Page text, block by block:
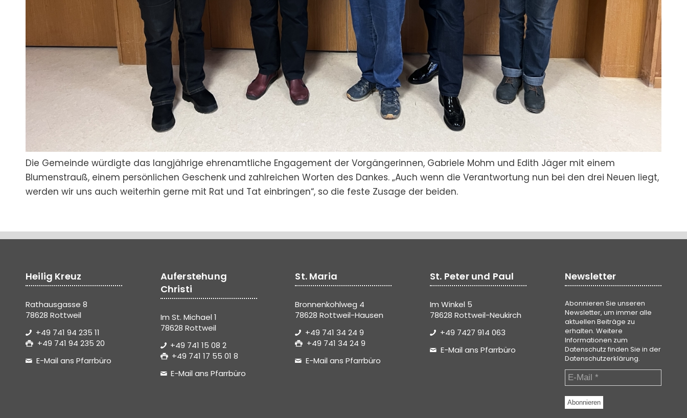
Die Gemeinde würdigte das langjährige ehrenamtliche Engagement der Vorgängerinnen, Gabriele Mohm und Edith Jäger mit einem
Blumenstrauß, einem persönlichen Geschenk und zahlreichen Worten des Dankes. „Auch wenn die Verantwortung nun bei den drei Neuen liegt,
werden wir uns auch weiterhin gerne mit Rat und Tat einbringen“, so die feste Zusage der beiden.
Heilig Kreuz
Rathausgasse 8
78628 Rottweil
+49 741 94 235 11
+49 741 94 235 20
E-Mail ans Pfarrbüro
Auferstehung
Christi
Im St. Michael 1
78628 Rottweil
+49 741 15 08 2
+49 741 17 55 01 8
E-Mail ans Pfarrbüro
St. Maria
Bronnenkohlweg 4
78628 Rottweil-Hausen
+49 741 34 24 9
+49 741 34 24 9
E-Mail ans Pfarrbüro
St. Peter und Paul
Im Winkel 5
78628 Rottweil-Neukirch
+49 7427 914 063
E-Mail ans Pfarrbüro
Newsletter
Abonnieren Sie unseren
Newsletter, um immer alle
aktuellen Beiträge zu
erhalten. Weitere
Informationen zum
Datenschutz finden Sie in der
Datenschutzerklärung.